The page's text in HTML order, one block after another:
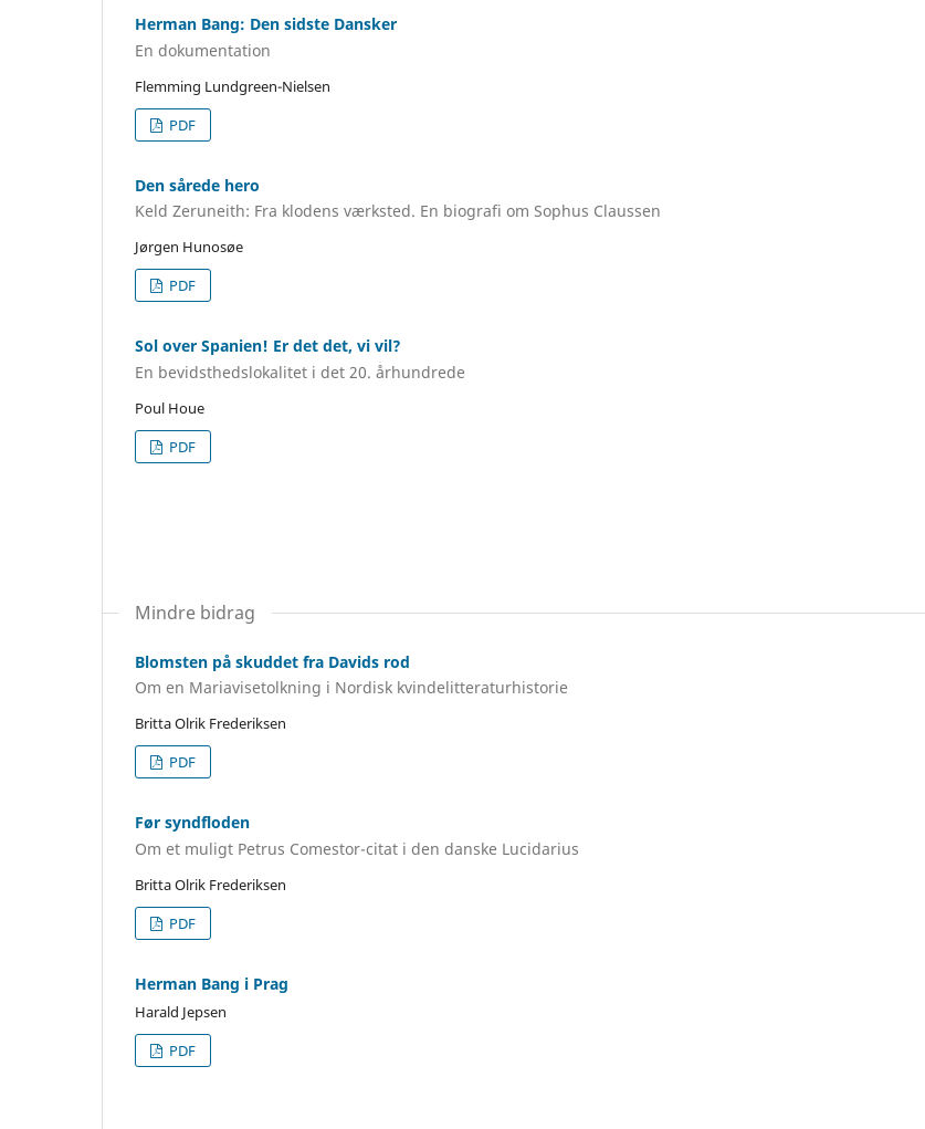
Herman Bang: Den sidste Dansker
En dokumentation
Flemming Lundgreen-Nielsen
PDF
Den sårede hero
Keld Zeruneith: Fra klodens værksted. En biografi om Sophus Claussen
Jørgen Hunosøe
PDF
Sol over Spanien! Er det det, vi vil?
En bevidsthedslokalitet i det 20. århundrede
Poul Houe
PDF
Mindre bidrag
Blomsten på skuddet fra Davids rod
Om en Mariavisetolkning i Nordisk kvindelitteraturhistorie
Britta Olrik Frederiksen
PDF
Før syndfloden
Om et muligt Petrus Comestor-citat i den danske Lucidarius
Britta Olrik Frederiksen
PDF
Herman Bang i Prag
Harald Jepsen
PDF